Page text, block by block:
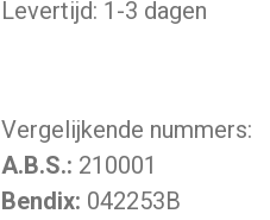
Levertijd: 1-3 dagen
Vergelijkende nummers:
A.B.S.: 210001
Bendix: 042253B